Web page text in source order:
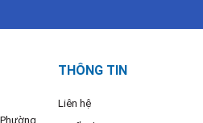
THÔNG TIN
Liên hệ